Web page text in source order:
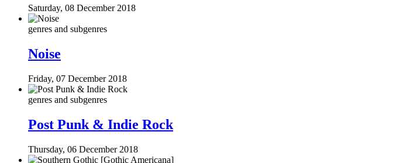
Saturday, 08 December 2018
genres and subgenres
Noise
Friday, 07 December 2018
genres and subgenres
Post Punk & Indie Rock
Thursday, 06 December 2018